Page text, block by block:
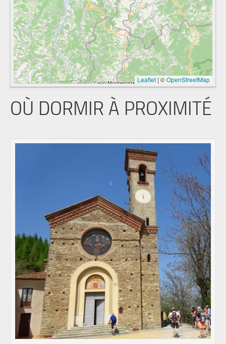
Leaflet | ©OpenStreetMap
OÙ DORMIR À PROXIMITÉ